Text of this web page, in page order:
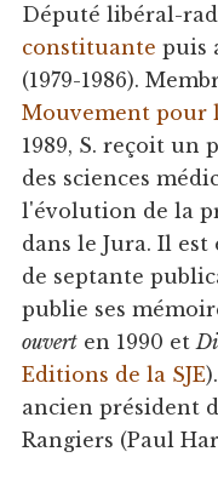
Député libéral-
constituante puis
(1979-1986).
Mouvement pour
1989, S. reçoit un
des sciences
l'évolution de la
dans le Jura. Il
de septante
publie ses
ouverten 1990 et
Editions de la SJE
ancien président
Rangiers (Paul